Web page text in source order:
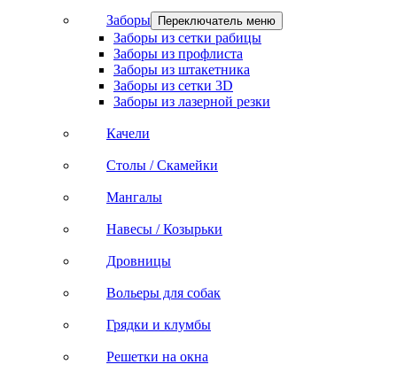
Заборы Переключатель меню
Заборы из сетки рабицы
Заборы из профлиста
Заборы из штакетника
Заборы из сетки 3D
Заборы из лазерной резки
Качели
Столы / Скамейки
Мангалы
Навесы / Козырьки
Дровницы
Вольеры для собак
Грядки и клумбы
Решетки на окна